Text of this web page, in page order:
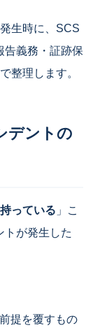
生時に、SCS
告義務・証跡保
整理します。
デントの
っている 」こ
トが発生した
提を覆すもの